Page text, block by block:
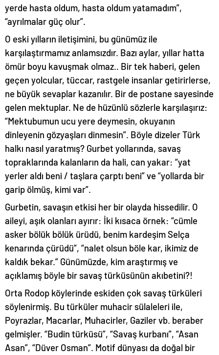
yerde hasta oldum, hasta oldum yatamadım”,
“ayrılmalar güç olur”.
O eski yılların iletişimini, bu günümüz ile
karşılaştırmamız anlamsızdır. Bazı aylar, yıllar hatta
ömür boyu kavuşmak olmaz.. Bir tek haberi, gelen
geçen yolcular, tüccar, rastgele insanlar getirirlerse,
ne büyük sevaplar kazanılır. Bir de postane sayesinde
gelen mektuplar. Ne de hüzünlü sözlerle karşılaşırız:
“Mektubumun ucu yere deymesin, okuyanın
dinleyenin gözyaşları dinmesin”. Böyle dizeler Türk
halkı nasıl yaratmış? Gurbet yollarında, savaş
topraklarında kalanların da hali, can yakar: “yat
yerler aldı beni / taşlara çarptı beni” ve “yollarda bir
garip ölmüş, kimi var”.
Gurbetin, savaşın etkisi her bir olayda hissedilir. O
aileyi, aşık olanları ayırır: İki kısaca örnek: “cümle
asker bölük bölük ürüdü, benim kardeşim Selça
kenarında çürüdü”, “nalet olsun böle kar, ikimiz de
kaldık bekar.” Günümüzde, kim araştırmış ve
açıklamış böyle bir savaş türküsünün akıbetini?!
Orta Rodop köylerinde eskiden çok savaş türküleri
söylenirmiş. Bu türküler muhacir sülaleleri ile,
Poyrazlar, Macarlar, Muhacirler, Gaziler vb. beraber
gelmişler. “Budin türküsü”, “Savaş kurbanı”, “Asan
Asan”, “Düver Osman”. Motif dünyası da doğal bir